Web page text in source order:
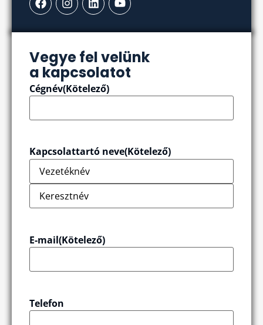
Vegye fel velünk
a kapcsolatot
Cégnév(Kötelező)
Kapcsolattartó neve(Kötelező)
E-mail(Kötelező)
Telefon